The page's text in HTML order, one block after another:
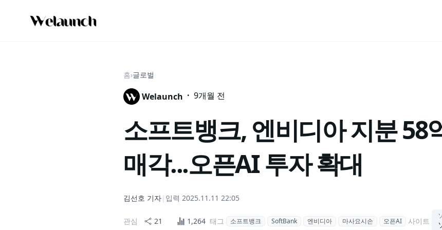
홈›글로벌
Welaunch · 9개월 전
소프트뱅크, 엔비디아 지분 58
매각...오픈AI 투자 확대
김선호 기자| 입력 2025.11.11 22:05
관심 21 1,264 태그 소프트뱅크 SoftBank 엔비디아 마사요시손 오픈AI 사이트